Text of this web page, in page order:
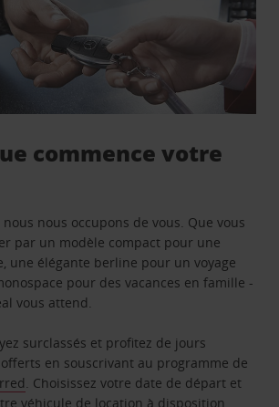
commence votre
nous occupons de vous. Que vous
par un modèle compact pour une
une élégante berline pour un voyage
pour des vacances en famille -
vous attend.
surclassés et profitez de jours
en souscrivant au programme de
. Choisissez votre date de départ et
véhicule de location à disposition.